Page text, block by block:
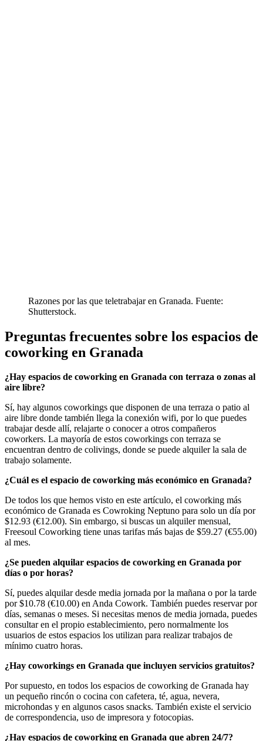
Razones por las que teletrabajar en Granada. Fuente:
Shutterstock.
Preguntas frecuentes sobre los espacios de
coworking en Granada
¿Hay espacios de coworking en Granada con terraza o zonas al
aire libre?
Sí, hay algunos coworkings que disponen de una terraza o patio al
aire libre donde también llega la conexión wifi, por lo que puedes
trabajar desde allí, relajarte o conocer a otros compañeros
coworkers. La mayoría de estos coworkings con terraza se
encuentran dentro de colivings, donde se puede alquiler la sala de
trabajo solamente.
¿Cuál es el espacio de coworking más económico en Granada?
De todos los que hemos visto en este artículo, el coworking más
económico de Granada es Cowroking Neptuno para solo un día por
$12.93 (€12.00). Sin embargo, si buscas un alquiler mensual,
Freesoul Coworking tiene unas tarifas más bajas de $59.27 (€55.00)
al mes.
¿Se pueden alquilar espacios de coworking en Granada por
días o por horas?
Sí, puedes alquilar desde media jornada por la mañana o por la tarde
por $10.78 (€10.00) en Anda Cowork. También puedes reservar por
días, semanas o meses. Si necesitas menos de media jornada, puedes
consultar en el propio establecimiento, pero normalmente los
usuarios de estos espacios los utilizan para realizar trabajos de
mínimo cuatro horas.
¿Hay coworkings en Granada que incluyen servicios gratuitos?
Por supuesto, en todos los espacios de coworking de Granada hay
un pequeño rincón o cocina con cafetera, té, agua, nevera,
microhondas y en algunos casos snacks. También existe el servicio
de correspondencia, uso de impresora y fotocopias.
¿Hay espacios de coworking en Granada que abren 24/7?